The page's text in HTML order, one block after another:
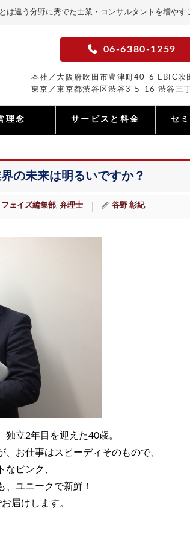
は違う分野に秀でた士業・コンサルタントを増や
06-6380-1259
本社／大阪府吹田市豊津町40-6 EBIC吹
東京／東京都渋谷区渋谷3-5-16 渋谷三
理念 サービスと料金 セ
の未来は明るいですか？
ェイズ編集部 弁理士 谷野 彰紀
立2年目を迎えた40歳。
お仕事はスピーディそのもので、
ピンク、
ユニークで新鮮！
届けします。